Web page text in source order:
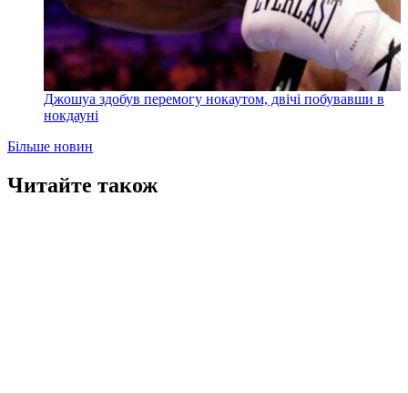
Джошуа здобув перемогу нокаутом, двічі побувавши в
нокдауні
Більше новин
Читайте також